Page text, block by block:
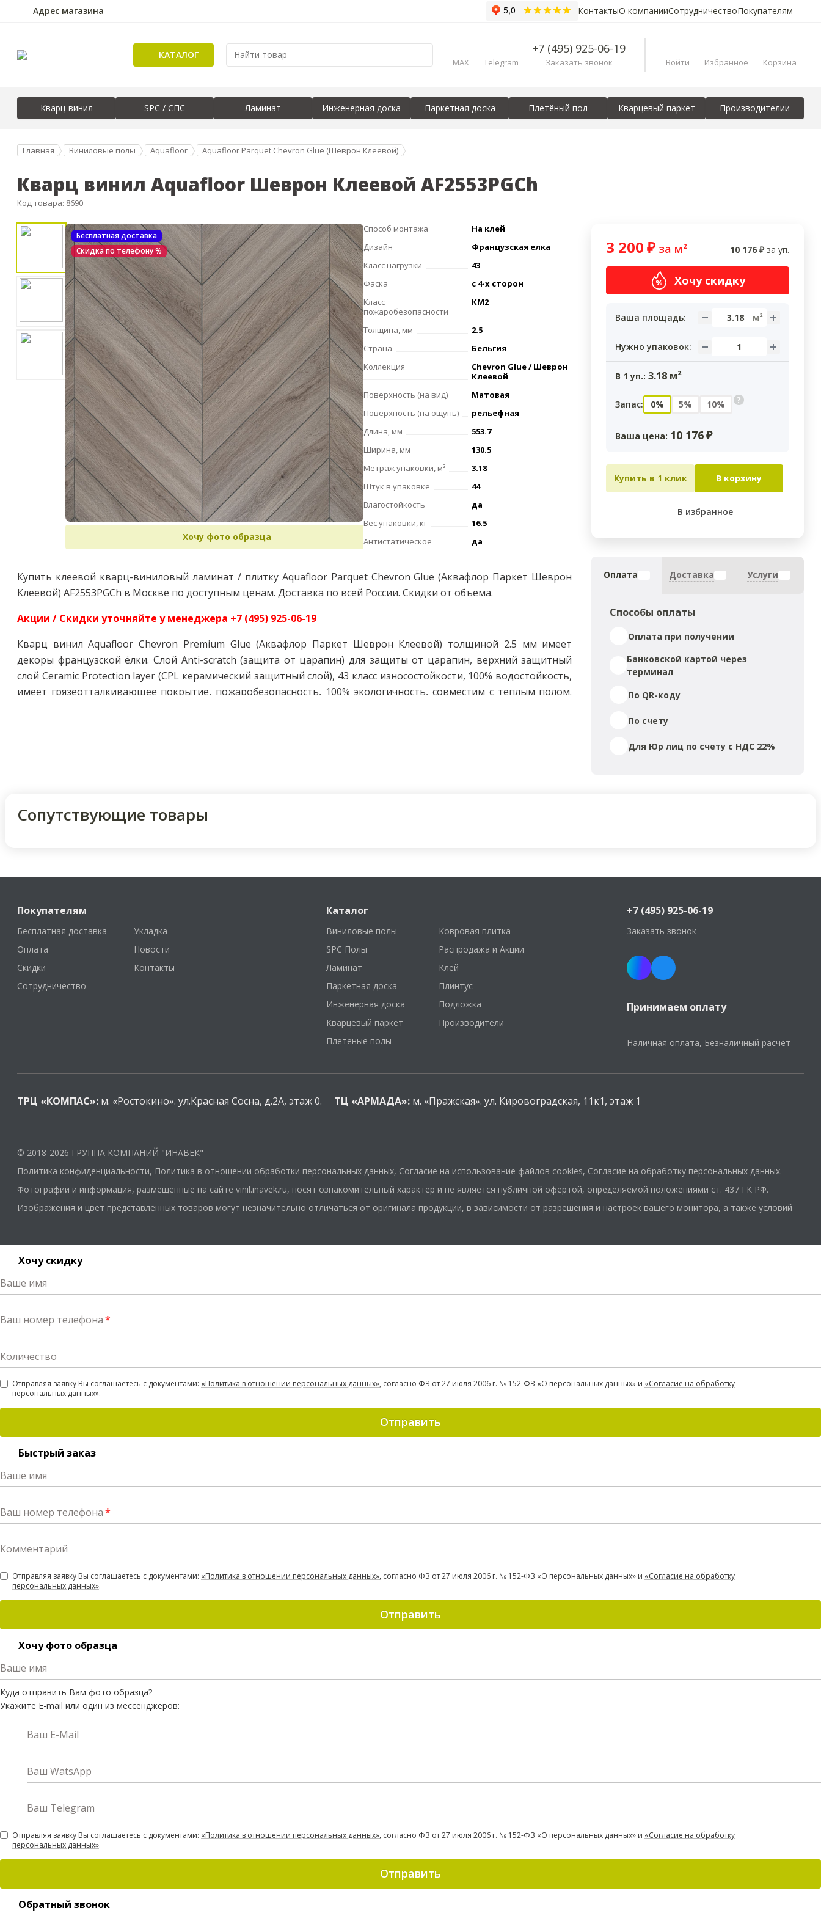
Адрес магазина КонтактыО компанииСотрудничествоПокупателям
КАТАЛОГ
MAX Telegram
+7 (495) 925-06-19
Заказать звонок Войти Избранное Корзина
Кварц-винил SPC / СПС Ламинат Инженерная доска Паркетная доска Плетёный пол Кварцевый паркет Производителии
Главная Виниловые полы Aquafloor Aquafloor Parquet Chevron Glue (Шеврон Клеевой)
Кварц винил Aquafloor Шеврон Клеевой AF2553PGCh
Код товара: 8690
Бесплатная доставка
Скидка по телефону %
Хочу фото образца
Способ монтажа
На клей
Дизайн
Французская елка
Класс нагрузки
43
Фаска
с 4-х сторон
Класс
пожаробезопасности
КМ2
Толщина, мм
2.5
Страна
Бельгия
Коллекция
Chevron Glue / Шеврон
Клеевой
Поверхность (на вид)
Матовая
Поверхность (на ощупь)
рельефная
Длина, мм
553.7
Ширина, мм
130.5
Метраж упаковки, м²
3.18
Штук в упаковке
44
Влагостойкость
да
Вес упаковки, кг
16.5
Антистатическое
да
3 200₽ за м² 10 176 ₽за уп.
Хочу скидку
Ваша площадь:
Нужно упаковок:
В 1 уп.:3.18 м²
Запас: 0% 5% 10% ?
Ваша цена: 10 176₽
Купить в 1 клик В корзину
В избранное
Оплата Доставка Услуги
Способы оплаты
Оплата при получении
Банковской картой через
терминал
По QR-коду
По счету
Для Юр лиц по счету с НДС 22%
Купить клеевой кварц-виниловый ламинат / плитку Aquafloor Parquet Chevron Glue (Аквафлор Паркет Шеврон
Клеевой) AF2553PGCh в Москве по доступным ценам. Доставка по всей России. Скидки от объема.
Акции / Скидки уточняйте у менеджера +7 (495) 925-06-19
Кварц винил Aquafloor Chevron Premium Glue (Аквафлор Паркет Шеврон Клеевой) толщиной 2.5 мм имеет
декоры французской ёлки. Слой Anti-scratch (защита от царапин) для защиты от царапин, верхний защитный
слой Ceramic Protection layer (CPL керамический защитный слой), 43 класс износостойкости, 100% водостойкость,
имеет грязеотталкивающее покрытие, пожаробезопасность, 100% экологичность, совместим с теплым полом.
Cопутствующие товары
Покупателям
Бесплатная доставка
Оплата
Скидки
Сотрудничество
Укладка
Новости
Контакты
Каталог
Виниловые полы
SPC Полы
Ламинат
Паркетная доска
Инженерная доска
Кварцевый паркет
Плетеные полы
Ковровая плитка
Распродажа и Акции
Клей
Плинтус
Подложка
Производители
+7 (495) 925-06-19
Заказать звонок
Принимаем оплату
Наличная оплата, Безналичный расчет
ТРЦ «КОМПАС»: м. «Ростокино». ул.Красная Сосна, д.2А, этаж 0. ТЦ «АРМАДА»: м. «Пражская». ул. Кировоградская, 11к1, этаж 1
© 2018-2026 ГРУППА КОМПАНИЙ "ИНАВЕК"
Политика конфиденциальности, Политика в отношении обработки персональных данных, Cогласие на использование файлов cookies, Согласие на обработку персональных данных.
Фотографии и информация, размещённые на сайте vinil.inavek.ru, носят ознакомительный характер и не является публичной офертой, определяемой положениями ст. 437 ГК РФ.
Изображения и цвет представленных товаров могут незначительно отличаться от оригинала продукции, в зависимости от разрешения и настроек вашего монитора, а также условий
Хочу скидку
Ваше имя
Ваш номер телефона*
Количество
Отправляя заявку Вы соглашаетесь с документами: «Политика в отношении персональных данных», согласно ФЗ от 27 июля 2006 г. № 152-ФЗ «О персональных данных» и «Согласие на обработку
персональных данных».
Отправить
Быстрый заказ
Ваше имя
Ваш номер телефона*
Комментарий
Отправляя заявку Вы соглашаетесь с документами: «Политика в отношении персональных данных», согласно ФЗ от 27 июля 2006 г. № 152-ФЗ «О персональных данных» и «Согласие на обработку
персональных данных».
Отправить
Хочу фото образца
Ваше имя
Куда отправить Вам фото образца?
Укажите E-mail или один из мессенджеров:
Ваш E-Mail
Ваш WatsApp
Ваш Telegram
Отправляя заявку Вы соглашаетесь с документами: «Политика в отношении персональных данных», согласно ФЗ от 27 июля 2006 г. № 152-ФЗ «О персональных данных» и «Согласие на обработку
персональных данных».
Отправить
Обратный звонок